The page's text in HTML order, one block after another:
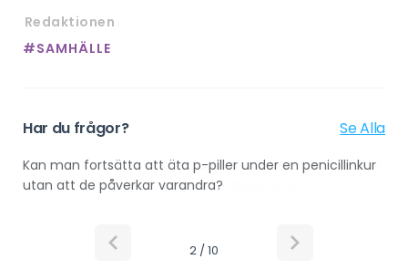
Redaktionen
#SAMHÄLLE
Har du frågor? Se Alla
Jag vill praoa inom TV/Media, men alla som jag har ringt
sa nej.Vet du något bolag som kanske skull ...
2 / 10